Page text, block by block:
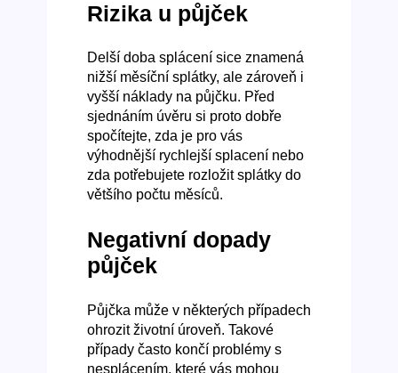
Rizika u půjček
Delší doba splácení sice znamená
nižší měsíční splátky, ale zároveň i
vyšší náklady na půjčku. Před
sjednáním úvěru si proto dobře
spočítejte, zda je pro vás
výhodnější rychlejší splacení nebo
zda potřebujete rozložit splátky do
většího počtu měsíců.
Negativní dopady
půjček
Půjčka může v některých případech
ohrozit životní úroveň. Takové
případy často končí problémy s
nesplácením, které vás mohou